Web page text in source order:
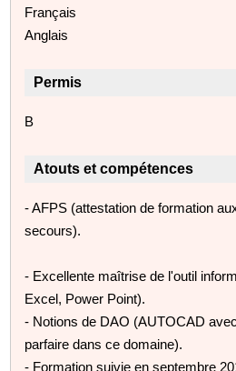
Français
Anglais
Permis
B
Atouts et compétences
- AFPS (attestation de formation
secours).
- Excellente maîtrise de l'outil
Excel, Power Point).
- Notions de DAO (AUTOCAD
parfaire dans ce domaine).
- Formation suivie en septembre